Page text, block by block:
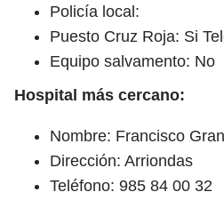
Policía local:
Puesto Cruz Roja: Si
Equipo salvamento: No
Hospital más cercano:
Nombre: Francisco
Dirección: Arriondas
Teléfono: 985 84 00 32